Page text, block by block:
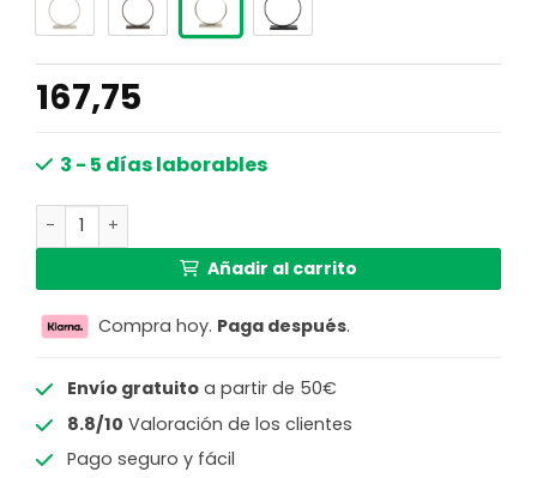
167,75
3 - 5 días laborables
Base de lámpara redonda moderna dorada Light &
Añadir al carrito
Compra hoy. Paga después.
Envío gratuitoa partir de 50€
8.8/10 Valoración de los clientes
Pago seguro y fácil